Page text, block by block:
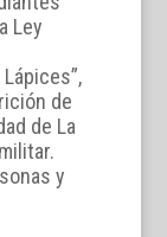
Ley
de
de La